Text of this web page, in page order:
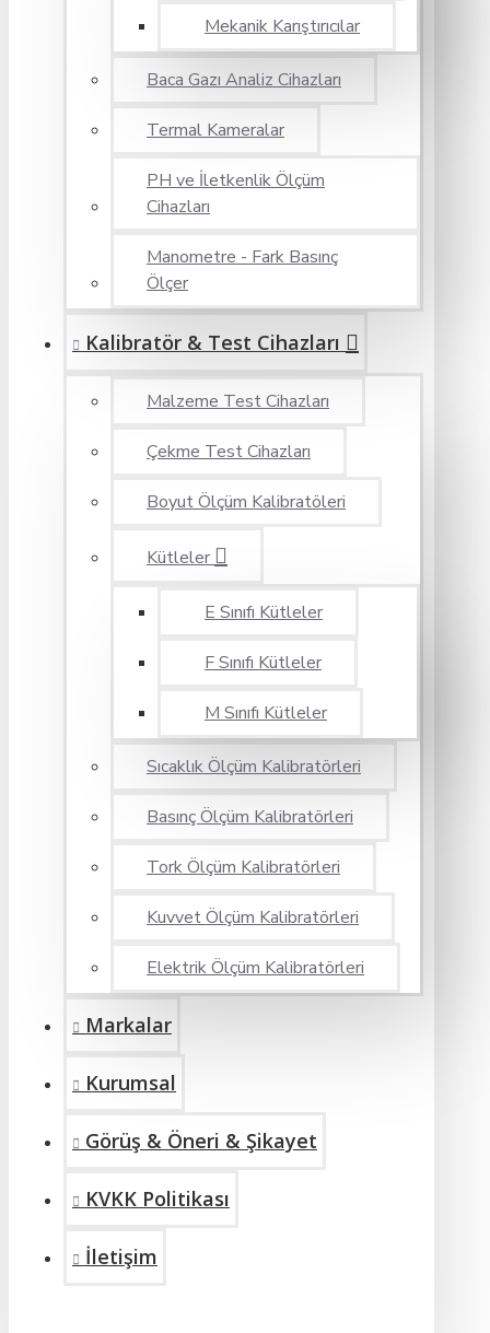
Mekanik Karıştırıcılar
Baca Gazı Analiz Cihazları
Termal Kameralar
PH ve İletkenlik Ölçüm
Cihazları
Manometre - Fark Basınç
Ölçer
Kalibratör & Test Cihazları
Malzeme Test Cihazları
Çekme Test Cihazları
Boyut Ölçüm Kalibratöleri
Kütleler
E Sınıfı Kütleler
F Sınıfı Kütleler
M Sınıfı Kütleler
Sıcaklık Ölçüm Kalibratörleri
Basınç Ölçüm Kalibratörleri
Tork Ölçüm Kalibratörleri
Kuvvet Ölçüm Kalibratörleri
Elektrik Ölçüm Kalibratörleri
Markalar
Kurumsal
Görüş & Öneri & Şikayet
KVKK Politikası
İletişim